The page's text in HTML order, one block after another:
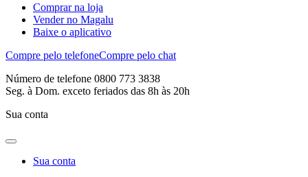
Comprar na loja
Vender no Magalu
Baixe o aplicativo
Compre pelo telefoneCompre pelo chat
Número de telefone 0800 773 3838
Seg. à Dom. exceto feriados das 8h às 20h
Sua conta
Sua conta